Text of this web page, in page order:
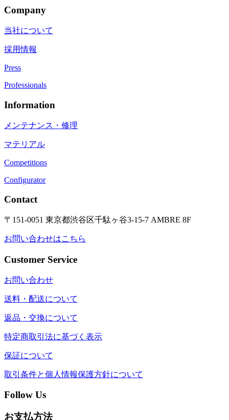
Company
当社について
採用情報
Press
Professionals
Information
メンテナンス・修理
マテリアル
Competitions
Configurator
Contact
〒151-0051 東京都渋谷区千駄ヶ谷3-15-7 AMBRE 8F
お問い合わせはこちら
Customer Service
お問い合わせ
送料・配送について
返品・交換について
特定商取引法に基づく表示
保証について
取引条件と個人情報保護方針について
Follow Us
お支払方法